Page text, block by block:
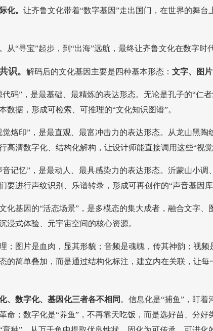
化。 让齐鲁文化带着“数字基因”走出国门，在世界的舞
从“寻宝”起步，到“出海”远航，最终让齐鲁文化在数字
识。 解码后的文化基因主要是四种基本形态： 文字、图
码”，是最基础、最精炼的表达形态。无论是孔子的“仁
数据，形成可检索、可推理的“文化知识图谱”。
觉烙印”，是最直观、最富冲击力的表达形态。从龙山黑
高清数字化、结构化解构，让设计师能直接调用这些“视觉
音记忆”，是最动人、最具感染力的表达形态。沂蒙山小
要进行声纹识别、乐谱转录，形成可再创作的“声音基因库
化基因的“活态场景”，是多模态的集大成者，融合文字
浸式体验、元宇宙空间的核心资源。
；图片是血肉，显其形貌；音频是魂魄，传其神韵；视
的简单叠加，而是通过结构化标注，建立内在关联，让
、数字化、基因化三者各不相同 。信息化是“捕鱼”，盯
命；数字化是“养鱼”，不再靠天吃饭，而是选好苗、分